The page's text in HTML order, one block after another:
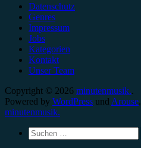
Datenschutz
Genres
Impressum
Jobs
Kategorien
Kontakt
Unser Team
Copyright © 2026 minutenmusik..
Powered by WordPress und Arouse.
minutenmusik.
Suchen
nach: